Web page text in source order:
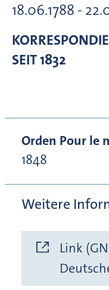
18.06.1788 -
SEIT 1832
Orden Pour le
1848
Weitere
Link